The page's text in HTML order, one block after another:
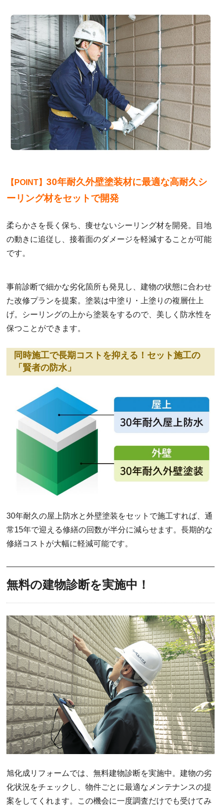
【POINT】30年耐久外壁塗装材に最適な高耐久シ
ーリング材をセットで開発
柔らかさを長く保ち、痩せないシーリング材を開発。目地
の動きに追従し、接着面のダメージを軽減することが可能
です。
事前診断で細かな劣化箇所も発見し、建物の状態に合わせ
た改修プランを提案。塗装は中塗り・上塗りの複層仕上
げ。シーリングの上から塗装をするので、美しく防水性を
保つことができます。
同時施工で長期コストを抑える！セット施工の
「賢者の防水」
30年耐久の屋上防水と外壁塗装をセットで施工すれば、通
常15年で迎える修繕の回数が半分に減らせます。長期的な
修繕コストが大幅に軽減可能です。
無料の建物診断を実施中！
旭化成リフォームでは、無料建物診断を実施中。建物の劣
化状況をチェックし、物件ごとに最適なメンテナンスの提
案をしてくれます。この機会に一度調査だけでも受けてみ